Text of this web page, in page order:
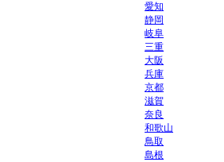
愛知
静岡
岐阜
三重
大阪
兵庫
京都
滋賀
奈良
和歌山
鳥取
島根